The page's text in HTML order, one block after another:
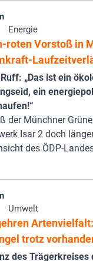
Energie
roten Vorstoß in
„Das ist ein
ein
der Münchner
Isar 2 doch
des ÖDP-
Umwelt
trotz
des Trägerkreises